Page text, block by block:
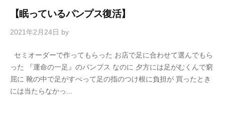
【眠っているパンプス復活】
2021年2月24日 by
セミオーダーで作ってもらった お店で足に合わせて選んでもら
った 『運命の一足』のパンプス なのに 夕方には足がむくんで窮
屈に 靴の中で足がすべって足の指のつけ根に負担が 買ったとき
には当たらなかっ...